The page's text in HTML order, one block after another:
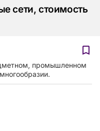
сети, стоимость
промышленном